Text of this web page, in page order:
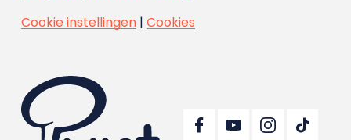
Cookie instellingen| Cookies